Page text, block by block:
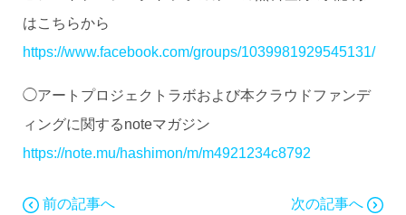
はこちらから
https://www.facebook.com/groups/1039981929545131/
◯アートプロジェクトラボおよび本クラウドファンデ
ィングに関するnoteマガジン
https://note.mu/hashimon/m/m4921234c8792
前の記事へ 次の記事へ